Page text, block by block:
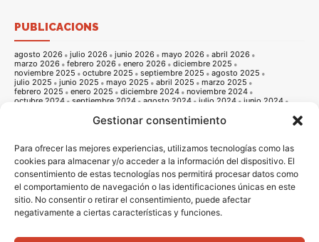
Gestionar consentimiento
Para ofrecer las mejores experiencias, utilizamos tecnologías como las
cookies para almacenar y/o acceder a la información del dispositivo. El
consentimiento de estas tecnologías nos permitirá procesar datos como
el comportamiento de navegación o las identificaciones únicas en este
sitio. No consentir o retirar el consentimiento, puede afectar
negativamente a ciertas características y funciones.
PUBLICACIONS
agosto 2026 julio 2026 junio 2026 mayo 2026
abril 2026
marzo 2026
febrero 2026 enero 2026
diciembre 2025
noviembre 2025
octubre 2025 septiembre 2025
agosto 2025
julio 2025
junio 2025 mayo 2025 abril 2025
marzo 2025
febrero 2025
enero 2025 diciembre 2024
noviembre 2024
octubre 2024
septiembre 2024 agosto 2024 julio 2024
junio 2024
noviembre 2023 octubre 2023
septiembre 2023
julio 2023 junio 2023 mayo 2023
abril 2023
noviembre 2022
octubre 2022 septiembre 2022
agosto 2022
julio 2022
junio 2022 mayo 2022 abril 2022
marzo 2022
febrero 2022
enero 2022 diciembre 2021
noviembre 2021
octubre 2021
septiembre 2021 agosto 2021 julio 2021
junio 2021
mayo 2021
abril 2021 marzo 2021 febrero 2021
enero 2021
diciembre 2020
noviembre 2020 octubre 2020
septiembre 2020
agosto 2020
julio 2020 junio 2020 mayo 2020
abril 2020
marzo 2020
febrero 2020 enero 2020 diciembre 2019
octubre 2019
agosto 2019
diciembre 2018
noviembre 2018 octubre 2018 septiembre 2018